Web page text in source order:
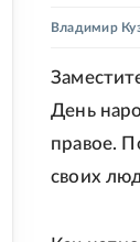
Владимир
День
правое.
своих